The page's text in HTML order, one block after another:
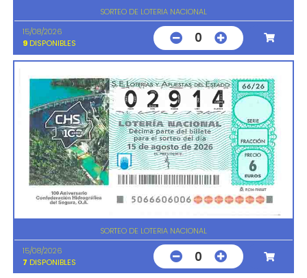
SORTEO DE LOTERIA NACIONAL
15/08/2026
9 DISPONIBLES 0
SORTEO DE LOTERIA NACIONAL
15/08/2026
7 DISPONIBLES 0